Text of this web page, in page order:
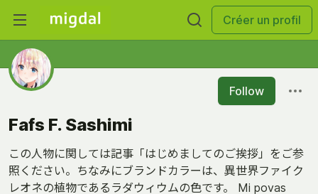
Créer un profil
Follow
Fafs F. Sashimi
この人物に関しては記事「はじめましてのご挨拶」をご参
照ください。ちなみにブランドカラーは、異世界ファイク
レオネの植物であるラダウィウムの色です。 Mi povas